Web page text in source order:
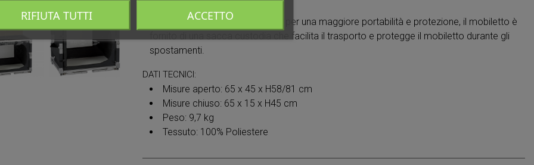
Completo di sacca custodia: per una maggiore portabilità e protezione, il mobiletto è
fornito di una sacca custodia che facilita il trasporto e protegge il mobiletto durante gli
spostamenti.
DATI TECNICI:
Misure aperto: 65 x 45 x H58/81 cm
Misure chiuso: 65 x 15 x H45 cm
Peso: 9,7 kg
Tessuto: 100% Poliestere
RIFIUTA TUTTI ACCETTO